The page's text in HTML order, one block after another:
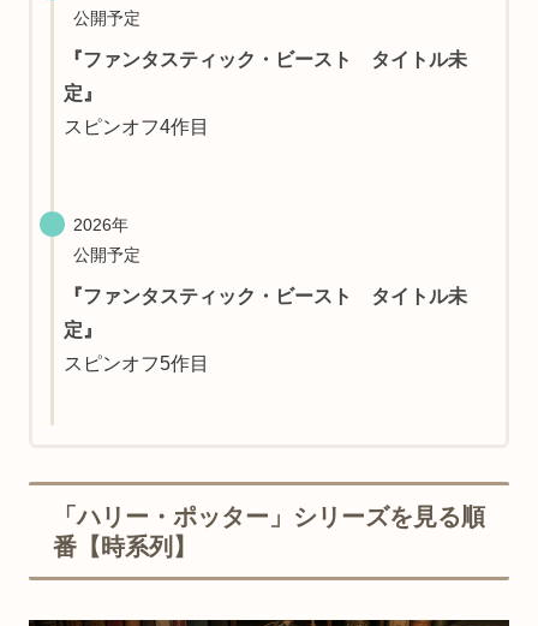
公開予定
『ファンタスティック・ビースト タイトル未
定 』
スピンオフ4作目
2026年
公開予定
『ファンタスティック・ビースト タイトル未
定 』
スピンオフ5作目
「ハリー・ポッター」シリーズを見る順
番【時系列】